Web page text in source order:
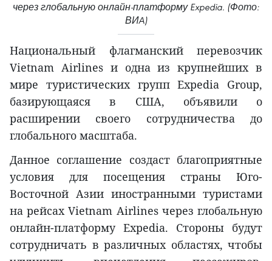
через глобальную онлайн-платформу Expedia. (Фото:
ВИA)
Национальный флагманский перевозчик
Vietnam Airlines и одна из крупнейших в
мире туристических групп Expedia Group,
базирующаяся в США, объявили о
расширении своего сотрудничества до
глобального масштаба.
Данное соглашение создаст благоприятные
условия для посещения страны Юго-
Восточной Азии иностранными туристами
на рейсах Vietnam Airlines через глобальную
онлайн-платформу Expedia. Стороны будут
сотрудничать в различных областях, чтобы